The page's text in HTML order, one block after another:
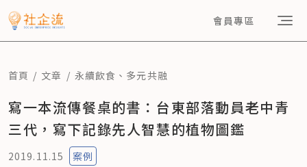
會員專區
首頁 文章 永續飲食 、 多元共融
寫一本流傳餐桌的書：台東部落動員老中青
三代，寫下記錄先人智慧的植物圖鑑
2019.11.15 案例